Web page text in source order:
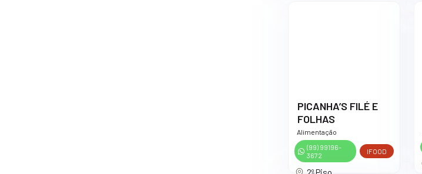
PICANHA’S FILÉ E
FOLHAS
Alimentação
(99) 99196-
3672
IFOOD